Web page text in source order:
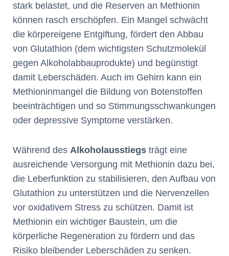
stark belastet, und die Reserven an Methionin
können rasch erschöpfen. Ein Mangel schwächt
die körpereigene Entgiftung, fördert den Abbau
von Glutathion (dem wichtigsten Schutzmolekül
gegen Alkoholabbauprodukte) und begünstigt
damit Leberschäden. Auch im Gehirn kann ein
Methioninmangel die Bildung von Botenstoffen
beeinträchtigen und so Stimmungsschwankungen
oder depressive Symptome verstärken.
Während des Alkoholausstiegs trägt eine
ausreichende Versorgung mit Methionin dazu bei,
die Leberfunktion zu stabilisieren, den Aufbau von
Glutathion zu unterstützen und die Nervenzellen
vor oxidativem Stress zu schützen. Damit ist
Methionin ein wichtiger Baustein, um die
körperliche Regeneration zu fördern und das
Risiko bleibender Leberschäden zu senken.